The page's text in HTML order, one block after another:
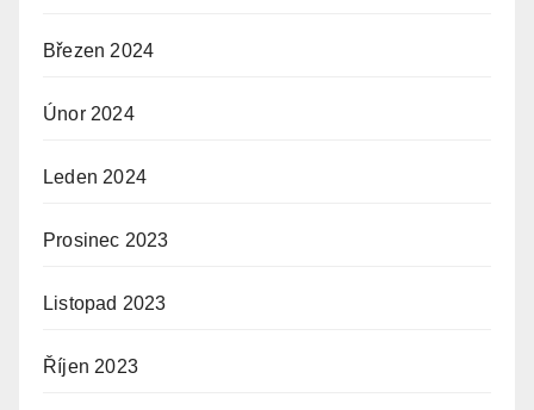
Březen 2024
Únor 2024
Leden 2024
Prosinec 2023
Listopad 2023
Říjen 2023